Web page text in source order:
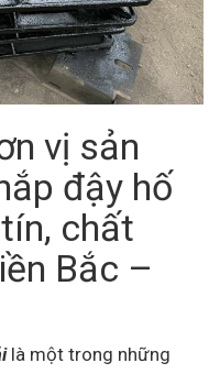
vị sản
đậy hố
chất
Bắc –
là một trong những